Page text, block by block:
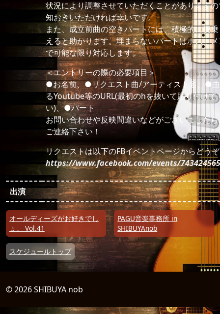
状況により調整させていただくことがあります
知おきいただければ幸いです。
また、成立前曲の空きパートには、積極的に便
えると助かります。埋まらないパートはホスト
で可能な限り対応します。
＜エントリーの際の必要項目＞
●お名前、●リクエスト曲/アーティスト名、●
るYoutube等のURL(最初のhを抜いて貼り付けて
い)、●パート
お問い合わせや反映間違いなどがございました
ご連絡下さい！
リクエストは以下のFBイベントページからどう
https://www.facebook.com/events/
出演
投稿ナビゲーション
オールディーズがお好きでし
ょ。 Vol.41
PAGU音楽事務所 in
SHIBUYAnob
スケジュールトップ
© 2026 SHIBUYA nob